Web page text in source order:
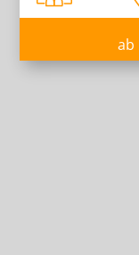
ab